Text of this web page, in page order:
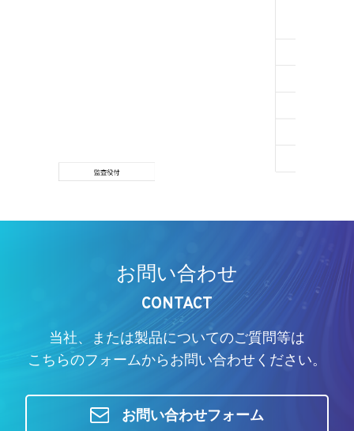
お問い合わせ
CONTACT
当社、または製品についてのご質問等は
こちらのフォームからお問い合わせください。
お問い合わせフォーム